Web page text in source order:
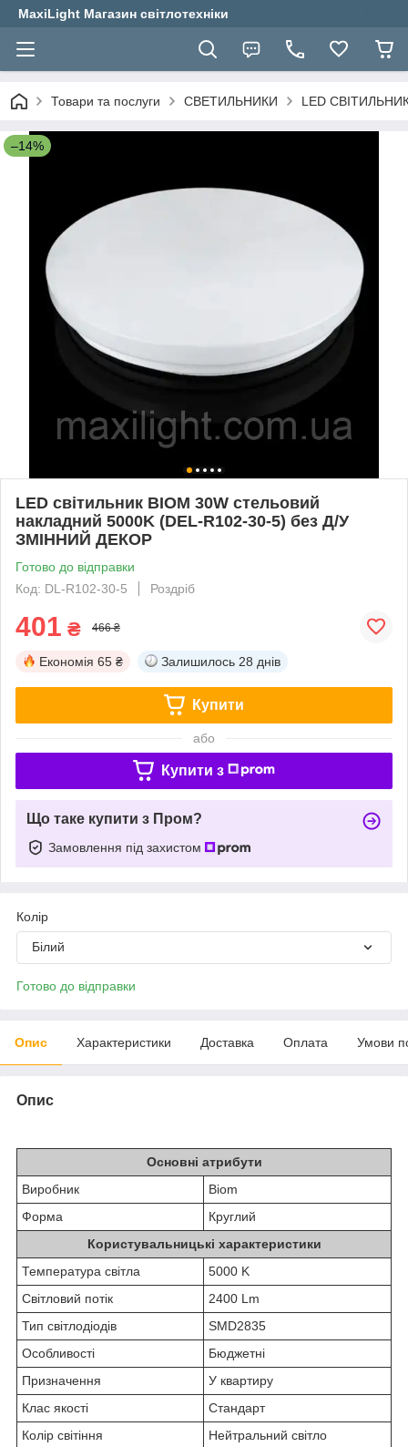
MaxiLight Магазин світлотехніки
Товари та послуги СВЕТИЛЬНИКИ LED
–14%
LED світильник BIOM 30W стельовий
накладний 5000K (DEL-R102-30-5) без Д/У
ЗМІННИЙ ДЕКОР
Готово до відправки
Код: DL-R102-30-5
Роздріб
401 ₴ 466 ₴
Економія 65 ₴ Залишилось 28 днів
Купити
або
Купити з
Що таке купити з Пром?
Замовлення під захистом
Колір
Білий
Готово до відправки
Опис Характеристики Доставка Оплата Умови
Опис
Основні атрибути
Виробник
Biom
Форма
Круглий
Користувальницькі характеристики
Температура світла
5000 K
Світловий потік
2400 Lm
Тип світлодіодів
SMD2835
Особливості
Бюджетні
Призначення
У квартиру
Клас якості
Стандарт
Колір світіння
Нейтральний світло